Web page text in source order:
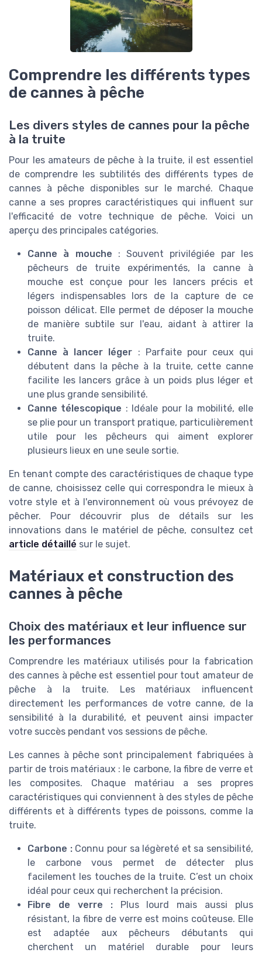
Comprendre les différents types
de cannes à pêche
Les divers styles de cannes pour la pêche
à la truite
Pour les amateurs de pêche à la truite, il est essentiel
de comprendre les subtilités des différents types de
cannes à pêche disponibles sur le marché. Chaque
canne a ses propres caractéristiques qui influent sur
l'efficacité de votre technique de pêche. Voici un
aperçu des principales catégories.
Canne à mouche : Souvent privilégiée par les
pêcheurs de truite expérimentés, la canne à
mouche est conçue pour les lancers précis et
légers indispensables lors de la capture de ce
poisson délicat. Elle permet de déposer la mouche
de manière subtile sur l'eau, aidant à attirer la
truite.
Canne à lancer léger : Parfaite pour ceux qui
débutent dans la pêche à la truite, cette canne
facilite les lancers grâce à un poids plus léger et
une plus grande sensibilité.
Canne télescopique : Idéale pour la mobilité, elle
se plie pour un transport pratique, particulièrement
utile pour les pêcheurs qui aiment explorer
plusieurs lieux en une seule sortie.
En tenant compte des caractéristiques de chaque type
de canne, choisissez celle qui correspondra le mieux à
votre style et à l'environnement où vous prévoyez de
pêcher. Pour découvrir plus de détails sur les
innovations dans le matériel de pêche, consultez cet
article détaillé sur le sujet.
Matériaux et construction des
cannes à pêche
Choix des matériaux et leur influence sur
les performances
Comprendre les matériaux utilisés pour la fabrication
des cannes à pêche est essentiel pour tout amateur de
pêche à la truite. Les matériaux influencent
directement les performances de votre canne, de la
sensibilité à la durabilité, et peuvent ainsi impacter
votre succès pendant vos sessions de pêche.
Les cannes à pêche sont principalement fabriquées à
partir de trois matériaux : le carbone, la fibre de verre et
les composites. Chaque matériau a ses propres
caractéristiques qui conviennent à des styles de pêche
différents et à différents types de poissons, comme la
truite.
Carbone :Connu pour sa légèreté et sa sensibilité,
le carbone vous permet de détecter plus
facilement les touches de la truite. C’est un choix
idéal pour ceux qui recherchent la précision.
Fibre de verre :Plus lourd mais aussi plus
résistant, la fibre de verre est moins coûteuse. Elle
est adaptée aux pêcheurs débutants qui
cherchent un matériel durable pour leurs